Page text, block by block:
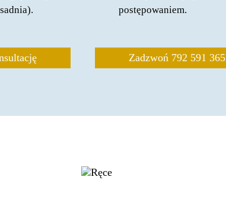
postępowaniem.
Zadzwoń 792 591 365